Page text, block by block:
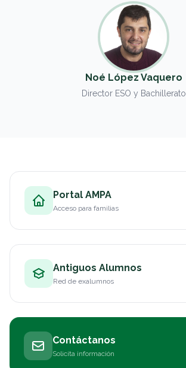
Noé López Vaquero
Director ESO y Bachillerato
Portal AMPA
Acceso para familias
Antiguos Alumnos
Red de exalumnos
Contáctanos
Solicita información